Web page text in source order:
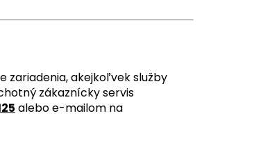
zariadenia, akejkoľvek služby
zákaznícky servis
alebo e-mailom na